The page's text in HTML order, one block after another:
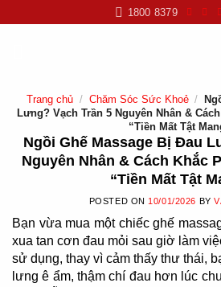
to
1800 8379
Trang chủ / Chăm Sóc Sức Khoẻ /
Lưng? Vạch Trần 5 Nguyên Nhân &
“Tiền Mất Tật
Ngồi Ghế Massage Bị Đau
Nguyên Nhân & Cách Khắc
“Tiền Mất Tật
POSTED ON 10/01/2026 BY
Bạn vừa mua một chiếc ghế
xua tan cơn đau mỏi sau giờ làm
sử dụng, thay vì cảm thấy thư thái,
lưng ê ẩm, thậm chí đau hơn lúc